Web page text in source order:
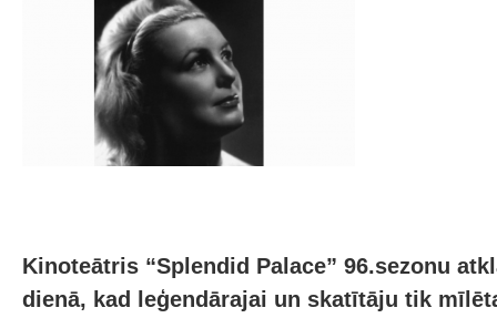
Kinoteātris “Splendid Palace” 96.sezonu
dienā, kad leģendārajai un skatītāju tik